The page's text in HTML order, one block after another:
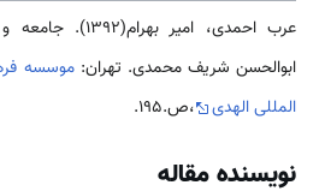
عرب احمدی، امیر بهرام(1392). جامعه و فرهنگ
ابوالحسن شریف محمدی. تهران:موسسه
المللی الهدی
،ص.195.
نویسنده مقاله